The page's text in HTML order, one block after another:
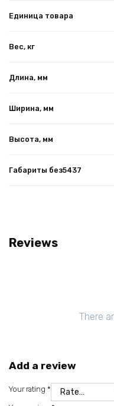
Единица товара
Вес, кг
Длина, мм
Ширина, мм
Высота, мм
Габариты без5437
Reviews
There
Add a review
Your rating *